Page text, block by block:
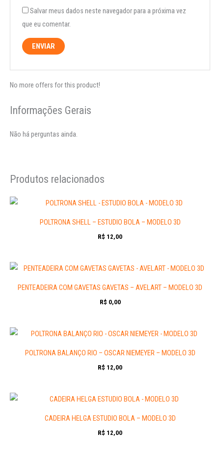
Salvar meus dados neste navegador para a próxima vez
que eu comentar.
No more offers for this product!
Informações Gerais
Não há perguntas ainda.
Produtos relacionados
POLTRONA SHELL – ESTUDIO BOLA – MODELO 3D
R$ 12,00
PENTEADEIRA COM GAVETAS GAVETAS – AVELART – MODELO 3D
R$ 0,00
POLTRONA BALANÇO RIO – OSCAR NIEMEYER – MODELO 3D
R$ 12,00
CADEIRA HELGA ESTUDIO BOLA – MODELO 3D
R$ 12,00